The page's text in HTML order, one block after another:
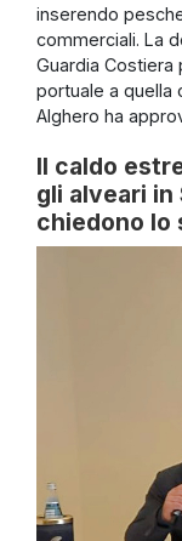
inserendo
commerciali. La
Guardia Costiera
portuale a quella
Alghero ha
Il caldo
gli alveari
chiedono lo